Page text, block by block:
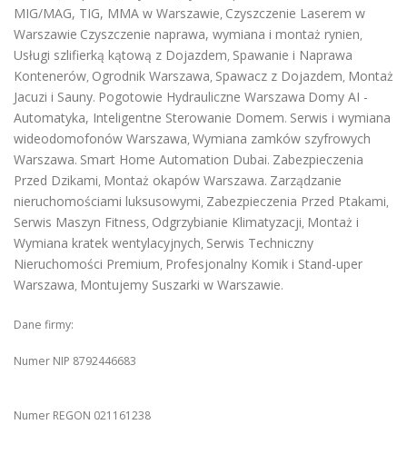
MIG/MAG, TIG, MMA w Warszawie, Czyszczenie Laserem w
Warszawie Czyszczenie naprawa, wymiana i montaż rynien,
Usługi szlifierką kątową z Dojazdem, Spawanie i Naprawa
Kontenerów, Ogrodnik Warszawa, Spawacz z Dojazdem, Montaż
Jacuzi i Sauny. Pogotowie Hydrauliczne Warszawa Domy AI -
Automatyka, Inteligentne Sterowanie Domem. Serwis i wymiana
wideodomofonów Warszawa, Wymiana zamków szyfrowych
Warszawa. Smart Home Automation Dubai. Zabezpieczenia
Przed Dzikami, Montaż okapów Warszawa. Zarządzanie
nieruchomościami luksusowymi, Zabezpieczenia Przed Ptakami,
Serwis Maszyn Fitness, Odgrzybianie Klimatyzacji, Montaż i
Wymiana kratek wentylacyjnych, Serwis Techniczny
Nieruchomości Premium, Profesjonalny Komik i Stand-uper
Warszawa, Montujemy Suszarki w Warszawie.
Dane firmy:
Numer NIP 8792446683
Numer REGON 021161238